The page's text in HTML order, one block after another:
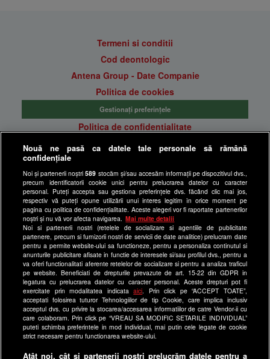
Termeni si conditii
Cod deontologic
Antena Group - Date Companie
Politica de cookies
Gestionați preferințele
Politica de confidentialitate
Anunturi gratuite pe Lajumate.ro
Program Happy Channel
Echipa editorială
Site-uri Antena Group
a1.ro
antenastars.ro
as.ro
catine.ro
chefi.ro
deparinti.ro
medicool.ro
Nouă ne pasă ca datele tale personale să rămână
confidențiale
Noi și partenerii noștri589 stocăm și/sau accesăm informații pe dispozitivul dvs.,
precum identificatorii cookie unici pentru prelucrarea datelor cu caracter
personal. Puteți accepta sau gestiona preferințele dvs. făcând clic mai jos,
respectiv vă puteți opune utilizării unui interes legitim în orice moment pe
pagina cu politica de confidențialitate. Aceste alegeri vor fi raportate partenerilor
noștri și nu vă vor afecta navigarea.
Mai multe detalii
Noi si partenerii nostri (retelele de socializare si agentiile de publicitate
partenere, precum si furnizorii nostri de servicii de date analitice) prelucram date
pentru a permite website-ului sa functioneze, pentru a personaliza continutul si
anunturile publicitare afisate in functie de interesele si/sau profilul dvs., pentru a
va oferi functionalitati aferente retelelor de socializare si pentru a analiza traficul
pe website. Beneficiati de drepturile prevazute de art. 15-22 din GDPR in
legatura cu prelucrarea datelor cu caracter personal. Aceste drepturi pot fi
exercitate prin modalitatea indicataaici . Prin click pe “ACCEPT TOATE”,
acceptati folosirea tuturor Tehnologiilor de tip Cookie, care implica inclusiv
acceptul dvs. cu privire la stocarea/accesarea informatiilor de catre Vendor-ii cu
care colaboram. Prin click pe “VREAU SA MODIFIC SETARILE INDIVIDUAL”
puteti schimba preferintele in mod individual, mai putin cele legate de cookie
strict necesare pentru functionarea website-ului.
Atât noi, cât și partenerii noștri prelucrăm datele pentru a